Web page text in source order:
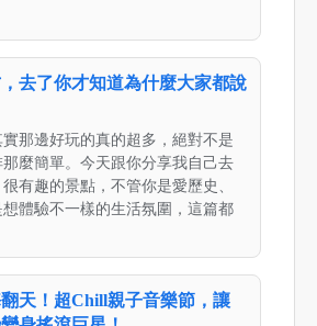
去了你才知道為什麼大家都說
那邊好玩的真的超多，絕對不是
麼簡單。今天跟你分享我自己去
有趣的景點，不管你是愛歷史、
體驗不一樣的生活氛圍，這篇都
天！超Chill親子音樂節，讓